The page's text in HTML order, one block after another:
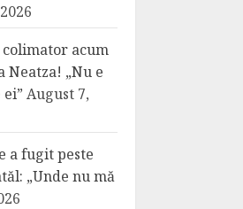
acum
Neatza! „Nu e
August 7,
a fugit peste
„Unde nu mă